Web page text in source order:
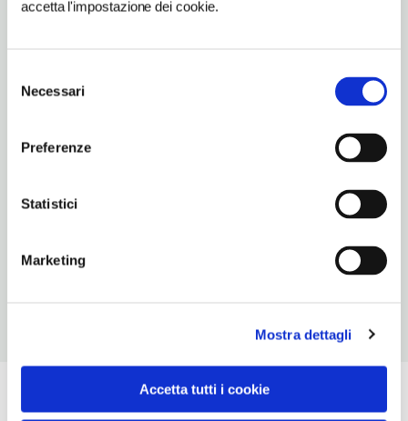
accetta l'impostazione dei cookie.
delNecessari
Preferenze
Statistici
Marketing
Mostra dettagli
Accetta tutti i cookie
0415240504
periodo variabile, marzo chiuso periodo variabile, aprile chiuso
chiuso periodo variabile, luglio chiuso periodo variabile, agosto
chiuso periodo variabile, settembre chiuso periodo variabile,
variabile, dicembre chiuso seconda metà